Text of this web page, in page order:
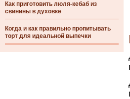
Как приготовить люля-кебаб из
свинины в духовке
Когда и как правильно пропитывать
торт для идеальной выпечки